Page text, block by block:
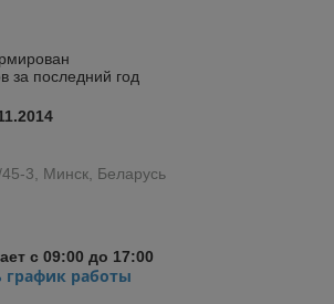
за последний год
3, Минск, Беларусь
с 09:00 до 17:00
график работы